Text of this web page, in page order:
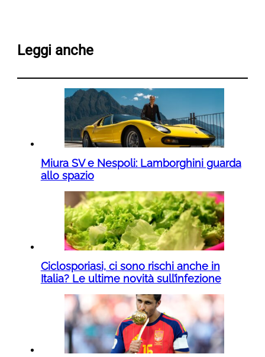
Leggi anche
Miura SV e Nespoli: Lamborghini guarda
allo spazio
Ciclosporiasi, ci sono rischi anche in
Italia? Le ultime novità sull’infezione